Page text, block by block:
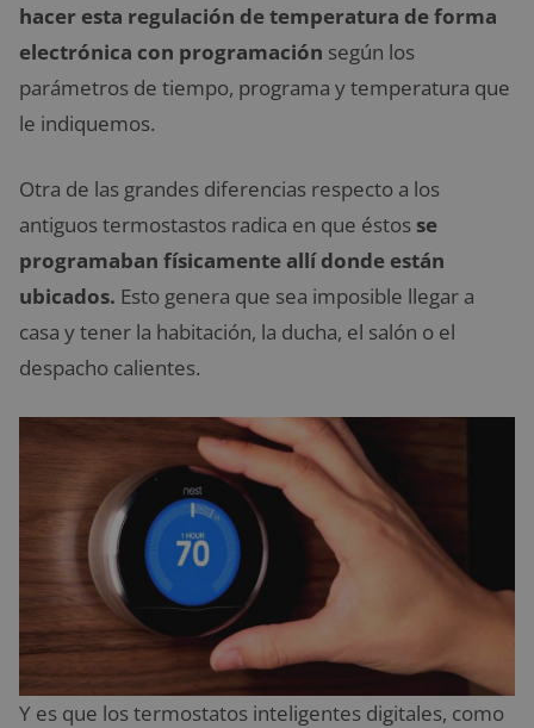
hacer esta regulación de temperatura de forma
electrónica con programación según los
parámetros de tiempo, programa y temperatura que
le indiquemos.
Otra de las grandes diferencias respecto a los
antiguos termostastos radica en que éstos se
programaban físicamente allí donde están
ubicados. Esto genera que sea imposible llegar a
casa y tener la habitación, la ducha, el salón o el
despacho calientes.
Y es que los termostatos inteligentes digitales, como